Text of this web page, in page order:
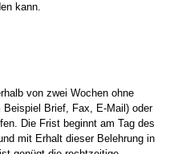
kann.
von zwei Wochen ohne
Brief, Fax, E-Mail) oder
Die Frist beginnt am Tag des
mit Erhalt dieser Belehrung in